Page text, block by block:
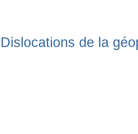
Dislocations de la